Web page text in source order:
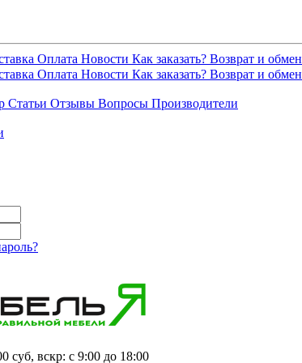
Оплата Новости Как заказать? Возврат и обмен
Оплата Новости Как заказать? Возврат и обмен
Статьи Отзывы Вопросы Производители
суб, вскр: с 9:00 до 18:00